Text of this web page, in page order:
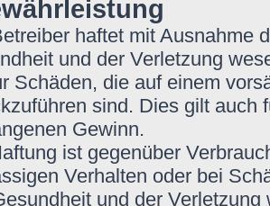
haftet mit Ausnahme
und der Verletzung
Schäden, die auf einem
sind. Dies gilt auch
Gewinn.
ist gegenüber
Verhalten oder bei
und der